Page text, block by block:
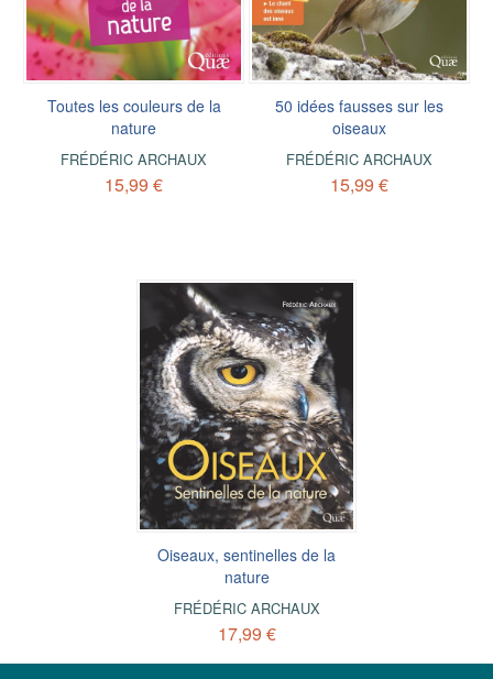
Toutes les couleurs de la
nature
FRÉDÉRIC ARCHAUX
15,99 €
50 idées fausses sur les
oiseaux
FRÉDÉRIC ARCHAUX
15,99 €
Oiseaux, sentinelles de la
nature
FRÉDÉRIC ARCHAUX
17,99 €